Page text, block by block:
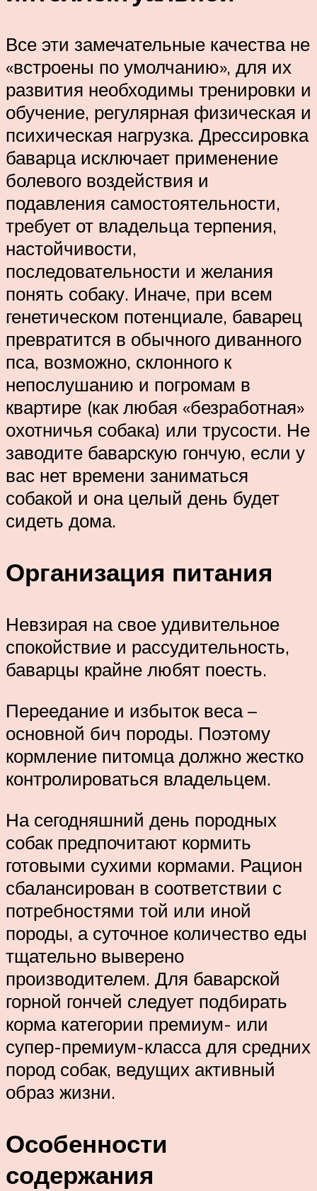
Все эти замечательные качества не
«встроены по умолчанию», для их
развития необходимы тренировки и
обучение, регулярная физическая и
психическая нагрузка. Дрессировка
баварца исключает применение
болевого воздействия и
подавления самостоятельности,
требует от владельца терпения,
настойчивости,
последовательности и желания
понять собаку. Иначе, при всем
генетическом потенциале, баварец
превратится в обычного диванного
пса, возможно, склонного к
непослушанию и погромам в
квартире (как любая «безработная»
охотничья собака) или трусости. Не
заводите баварскую гончую, если у
вас нет времени заниматься
собакой и она целый день будет
сидеть дома.
Организация питания
Невзирая на свое удивительное
спокойствие и рассудительность,
баварцы крайне любят поесть.
Переедание и избыток веса –
основной бич породы. Поэтому
кормление питомца должно жестко
контролироваться владельцем.
На сегодняшний день породных
собак предпочитают кормить
готовыми сухими кормами. Рацион
сбалансирован в соответствии с
потребностями той или иной
породы, а суточное количество еды
тщательно выверено
производителем. Для баварской
горной гончей следует подбирать
корма категории премиум- или
супер-премиум-класса для средних
пород собак, ведущих активный
образ жизни.
Особенности
содержания